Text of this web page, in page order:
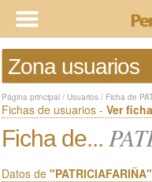
Zona usuarios
Página principal / Usuarios / Ficha de
Fichas de usuarios - Ver ficha
Ficha de...
Datos de "PATRICIAFARIÑA"